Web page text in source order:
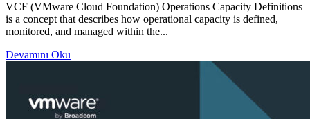
VCF (VMware Cloud Foundation) Operations Capacity Definitions
is a concept that describes how operational capacity is defined,
monitored, and managed within the...
Devamını Oku